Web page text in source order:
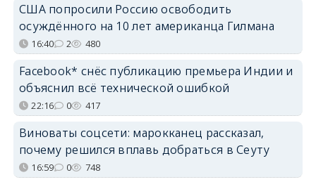
США попросили Россию освободить
осуждённого на 10 лет американца Гилмана
16:40 2 480
Facebook* снёс публикацию премьера Индии и
объяснил всё технической ошибкой
22:16 0 417
Виноваты соцсети: марокканец рассказал,
почему решился вплавь добраться в Сеуту
16:59 0 748